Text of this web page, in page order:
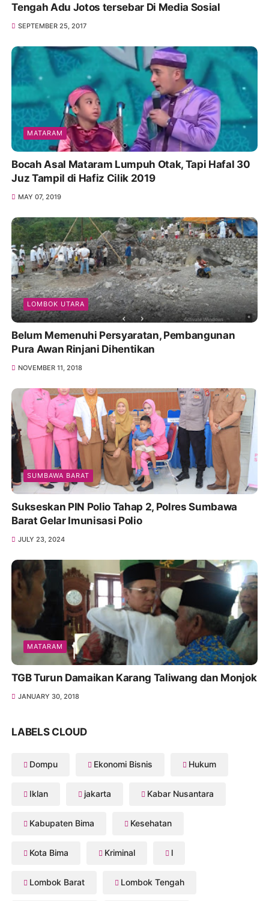
Tengah Adu Jotos tersebar Di Media Sosial
SEPTEMBER 25, 2017
MATARAM
Bocah Asal Mataram Lumpuh Otak, Tapi Hafal 30
Juz Tampil di Hafiz Cilik 2019
MAY 07, 2019
LOMBOK UTARA
Belum Memenuhi Persyaratan, Pembangunan
Pura Awan Rinjani Dihentikan
NOVEMBER 11, 2018
SUMBAWA BARAT
Sukseskan PIN Polio Tahap 2, Polres Sumbawa
Barat Gelar Imunisasi Polio
JULY 23, 2024
MATARAM
TGB Turun Damaikan Karang Taliwang dan Monjok
JANUARY 30, 2018
LABELS CLOUD
Dompu Ekonomi Bisnis Hukum
Iklan jakarta Kabar Nusantara
Kabupaten Bima Kesehatan
Kota Bima Kriminal l
Lombok Barat Lombok Tengah